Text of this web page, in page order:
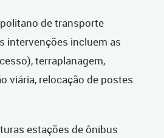
de transporte
intervenções incluem as
terraplanagem,
viária, relocação de postes
estações de ônibus